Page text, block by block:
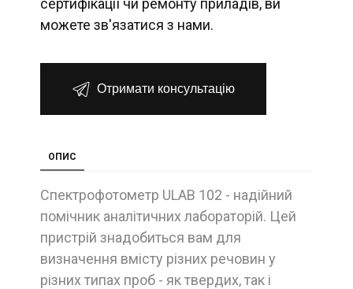
сертифікації чи ремонту приладів, ви
можете зв'язатися з нами.
Отримати консультацію
ОПИС
Спектрофотометр ULAB 102 - надійний
помічник аналітичних лабораторій. Цей
пристрій знадобиться вам для
визначення вмісту різних речовин у
різних типах проб - як твердих, так і